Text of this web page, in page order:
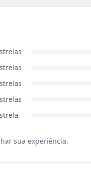
sua experiência.